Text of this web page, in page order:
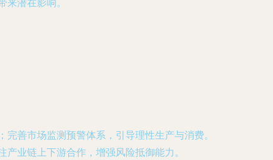
潜在影响。
善市场监测预警体系，引导理性生产与消费。
业链上下游合作，增强风险抵御能力。